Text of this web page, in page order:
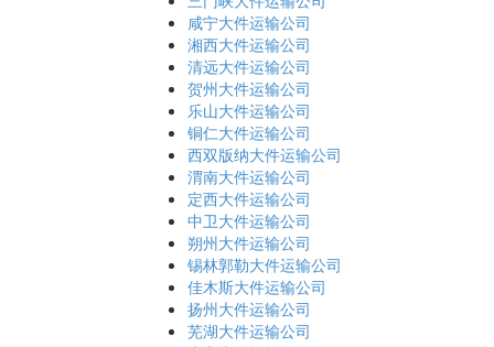
咸宁大件运输公司
湘西大件运输公司
清远大件运输公司
贺州大件运输公司
乐山大件运输公司
铜仁大件运输公司
西双版纳大件运输公司
渭南大件运输公司
定西大件运输公司
中卫大件运输公司
朔州大件运输公司
锡林郭勒大件运输公司
佳木斯大件运输公司
扬州大件运输公司
芜湖大件运输公司